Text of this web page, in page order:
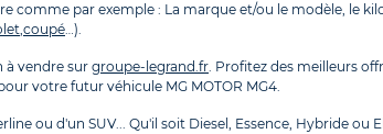
par exemple : La marque et/ou le modèle, le
,coupé…).
à vendre sur groupe-legrand.fr. Profitez des meilleurs
votre futur véhicule MG MOTOR MG4.
ou d'un SUV... Qu'il soit Diesel, Essence, Hybride ou